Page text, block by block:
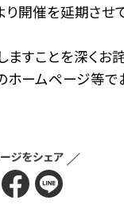
開催を延期させ
すことを深くお
ームページ等で